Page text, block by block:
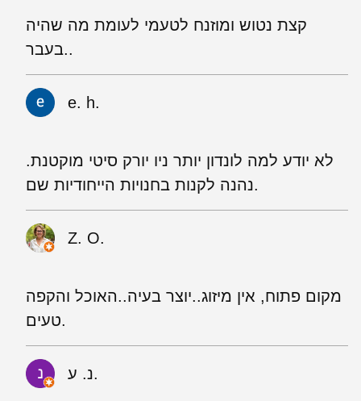
קצת נטוש ומוזנח לטעמי לעומת מה שהיה
בעבר..
e. h.
לא יודע למה לונדון יותר ניו יורק סיטי מוקטנת.
נהנה לקנות בחנויות הייחודיות שם.
Z. O.
מקום פתוח, אין מיזוג..יוצר בעיה..האוכל והקפה
טעים.
נ. ע.